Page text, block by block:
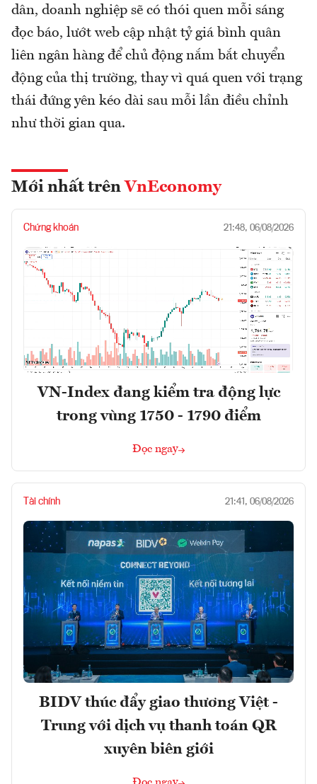
dân, doanh nghiệp sẽ có thói quen mỗi sáng
đọc báo, lướt web cập nhật tỷ giá bình quân
liên ngân hàng để chủ động nắm bắt chuyển
động của thị trường, thay vì quá quen với trạng
thái đứng yên kéo dài sau mỗi lần điều chỉnh
như thời gian qua.
Mới nhất trên VnEconomy
Chứng khoán 21:48, 06/08/2026
VN-Index đang kiểm tra động lực
trong vùng 1750 - 1790 điểm
Đọc ngay
Tài chính 21:41, 06/08/2026
BIDV thúc đẩy giao thương Việt -
Trung với dịch vụ thanh toán QR
xuyên biên giới